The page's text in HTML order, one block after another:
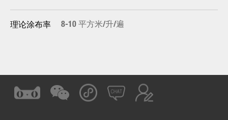
理论涂布率 8-10 平方米/升/遍